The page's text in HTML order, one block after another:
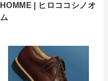
HOMME | ヒロココシノオ
ム